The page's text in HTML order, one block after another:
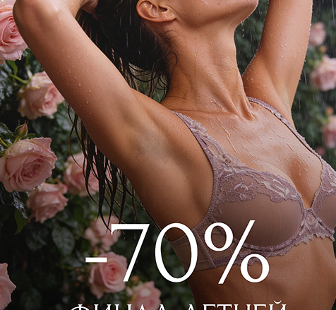
WILD ORCHID
Комбинезон длинный
11 000₽ + 550 бонусов
+ 1 цвет
RODASOLEIL
Комбинезон короткий
26 000₽ |+ 1300